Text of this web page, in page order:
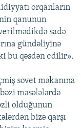
orqanların
qanunun
sadə
gündəliyinə
bu qəsdən edilir».
sovet məkanına
məsələlərdə
olduğunun
bizə qarşı